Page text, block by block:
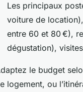
Les principaux
voiture de
entre 60 et 80 €),
dégustation),
le budget
logement, ou